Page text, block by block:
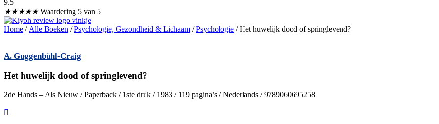
9.5
★★★★★ Waardering 5 van 5
Home / Alle Boeken /Psychologie, Gezondheid & Lichaam /Psychologie / Het huwelijk dood of springlevend?
A. Guggenbühl-Craig
Het huwelijk dood of springlevend?
2de Hands – Als Nieuw / Paperback / 1ste druk / 1983 / 119 pagina’s / Nederlands / 9789060695258